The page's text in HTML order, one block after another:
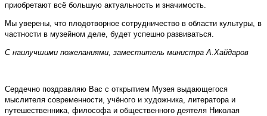
приобретают всё большую актуальность и значимость.
Мы уверены, что плодотворное сотрудничество в области культуры, в
частности в музейном деле, будет успешно развиваться.
С наилучшими пожеланиями, заместитель министра А.Хайдаров
Сердечно поздравляю Вас с открытием Музея выдающегося
мыслителя современности, учёного и художника, литератора и
путешественника, философа и общественного деятеля Николая